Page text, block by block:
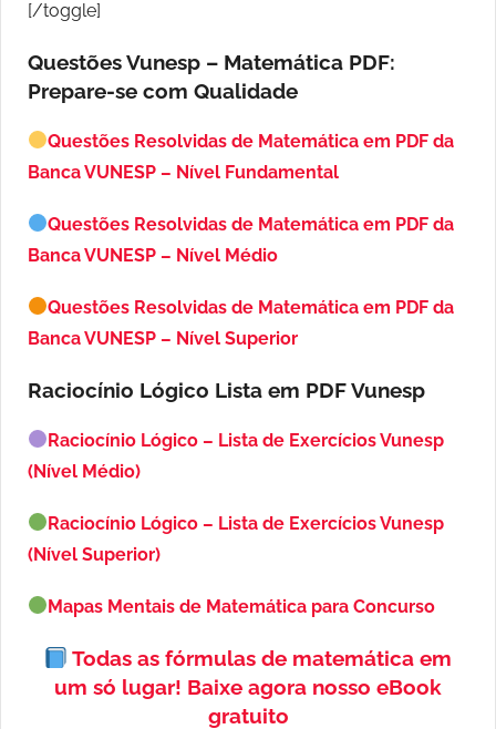
[/toggle]
Questões Vunesp – Matemática PDF:
Prepare-se com Qualidade
Questões Resolvidas de Matemática em PDF da
Banca VUNESP – Nível Fundamental
Questões Resolvidas de Matemática em PDF da
Banca VUNESP – Nível Médio
Questões Resolvidas de Matemática em PDF da
Banca VUNESP – Nível Superior
Raciocínio Lógico Lista em PDFVunesp
Raciocínio Lógico – Lista de Exercícios Vunesp
(Nível Médio)
Raciocínio Lógico – Lista de Exercícios Vunesp
(Nível Superior)
Mapas Mentais de Matemática para Concurso
Todas as fórmulas de matemática em
um só lugar! Baixe agora nosso eBook
gratuito